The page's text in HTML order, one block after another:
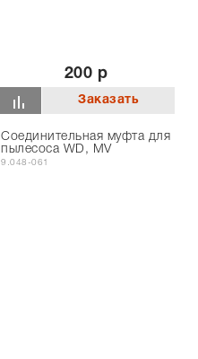
200 р
Соединительная муфта для
пылесоса WD, MV
9.048-061